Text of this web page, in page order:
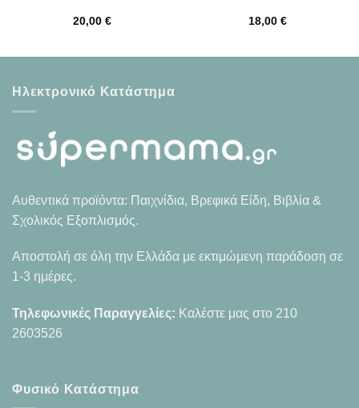
20,00 € 18,00 €
Ηλεκτρονικό Κατάστημα
Αυθεντικά προϊόντα: Παιχνίδια, Βρεφικά Είδη, Βιβλία &
Σχολικός Εξοπλισμός.
Αποστολή σε όλη την Ελλάδα με εκτιμώμενη παράδοση σε
1-3 ημέρες.
Τηλεφωνικές Παραγγελίες: Καλέστε μας στο 210
2603526
Φυσικό Κατάστημα